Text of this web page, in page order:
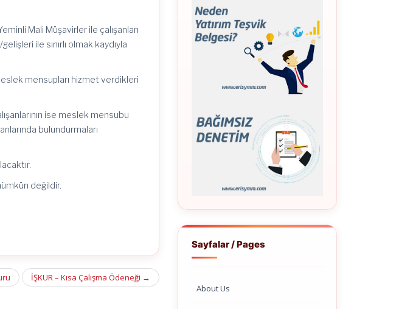
Mali Müşavirler ile çalışanları
ile sınırlı olmak kaydıyla
mensupları hizmet verdikleri
ise meslek mensubu
bulundurmaları
değildir.
İŞKUR – Kısa Çalışma Ödeneği →
Sayfalar / Pages
About Us